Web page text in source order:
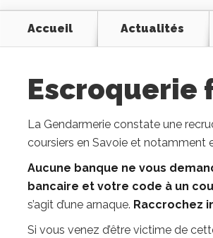
Accueil Actualités
Escroquerie
La Gendarmerie constate une
coursiers en Savoie et notamment
Aucune banque ne vous
bancaire et votre code à un
s’agit d’une arnaque. Raccrochez
Si vous venez d’être victime de